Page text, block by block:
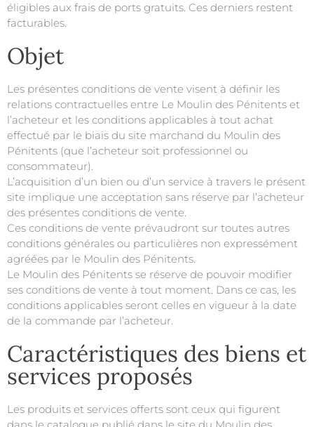
éligibles aux frais de ports gratuits. Ces derniers restent
facturables.
Objet
Les présentes conditions de vente visent à définir les
relations contractuelles entre Le Moulin des Pénitents et
l’acheteur et les conditions applicables à tout achat
effectué par le biais du site marchand du Moulin des
Pénitents (que l’acheteur soit professionnel ou
consommateur).
L’acquisition d’un bien ou d’un service à travers le présent
site implique une acceptation sans réserve par l’acheteur
des présentes conditions de vente.
Ces conditions de vente prévaudront sur toutes autres
conditions générales ou particulières non expressément
agréées par le Moulin des Pénitents.
Le Moulin des Pénitents se réserve de pouvoir modifier
ses conditions de vente à tout moment. Dans ce cas, les
conditions applicables seront celles en vigueur à la date
de la commande par l’acheteur.
Caractéristiques des biens et
services proposés
Les produits et services offerts sont ceux qui figurent